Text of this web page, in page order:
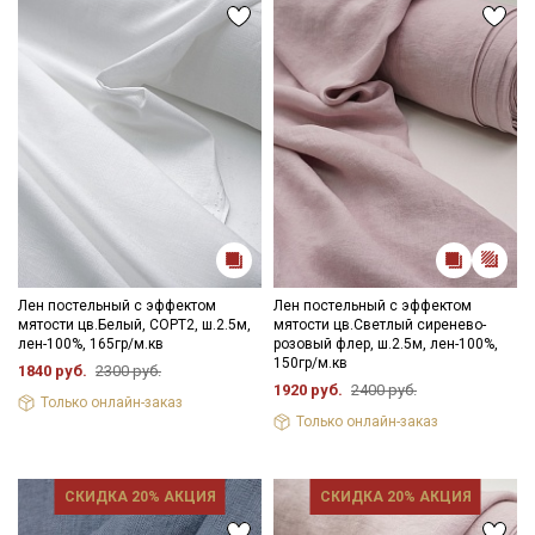
ткани в зависимости от настроек вашего монитора и в
зависимости от партии тон ткани может отличаться.
Лен постельный с эффектом
мятости цв.Белый, СОРТ2, ш.2.5м,
лен-100%, 165гр/м.кв
1840 руб. 2300 руб.
Только онлайн-заказ
Лен постельный с эффектом
мятости цв.Светлый сиренево-
розовый флер, ш.2.5м, лен-100%,
150гр/м.кв
1920 руб. 2400 руб.
Только онлайн-заказ
СКИДКА 20% АКЦИЯ СКИДКА 20% АКЦИЯ